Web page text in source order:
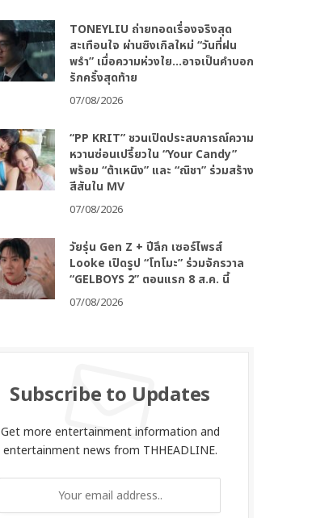
TONEYLIU ถ่ายทอดเรื่องจริงสุด
สะเทือนใจ ผ่านซิงเกิลใหม่ “วันที่ฝน
พรำ” เมื่อความห่วงใย…อาจเป็นคำบอก
รักครั้งสุดท้าย
07/08/2026
“PP KRIT” ชวนเปิดประสบการณ์ความ
หวานซ่อนเปรี้ยวใน “Your Candy”
พร้อม “ต้าเหนิง” และ “ณิชา” ร่วมสร้าง
สีสันใน MV
07/08/2026
วัยรุ่น Gen Z + ปีลึก เซอร์ไพรส์
Looke เปิดรูป “โทโมะ” ร่วมจักรวาล
“GELBOYS 2” ตอนแรก 8 ส.ค. นี้
07/08/2026
Subscribe to Updates
Get more entertainment information and
entertainment news from THHEADLINE.